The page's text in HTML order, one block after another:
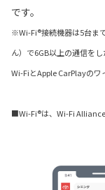
です。
※Wi-Fi®接続機器は5台ま
ん）で6GB以上の通信を
Wi-FiとApple CarPlayのワ
■Wi-Fi®は、Wi-Fi Alliance